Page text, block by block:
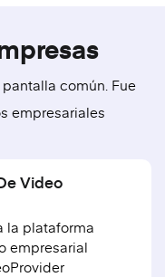
común. Fue
empresariales
Video
la plataforma
empresarial